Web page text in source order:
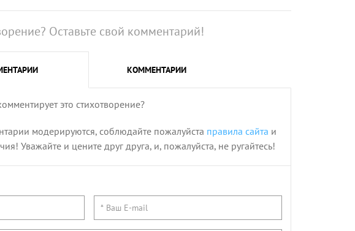
Оставьте свой комментарий!
КОММЕНТАРИИ
это стихотворение?
модерируются, соблюдайте пожалуйста правила сайта и
Уважайте и цените друг друга, и, пожалуйста, не ругайтесь!